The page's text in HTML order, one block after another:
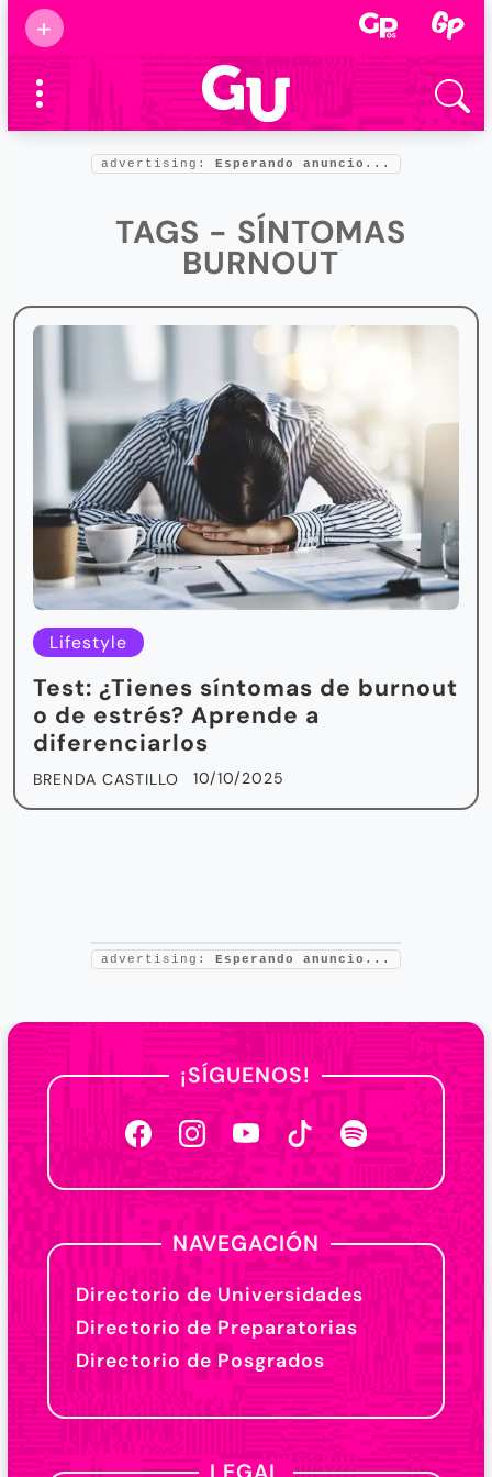
+
Supermamás
2025
Marcas de
confianza
Foro salud
advertising: Esperando anuncio...
TAGS - SÍNTOMAS
BURNOUT
Lifestyle
Test: ¿Tienes síntomas de burnout
o de estrés? Aprende a
diferenciarlos
BRENDA CASTILLO 10/10/2025
advertising: Esperando anuncio...
¡SÍGUENOS!
NAVEGACIÓN
Directorio de Universidades
Directorio de Preparatorias
Directorio de Posgrados